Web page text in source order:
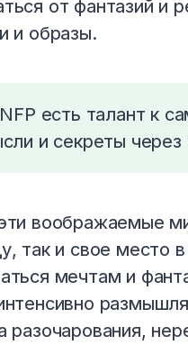
от фантазий и
и образы.
есть талант к
и секреты
воображаемые
так и свое место
мечтам и
разочарования,